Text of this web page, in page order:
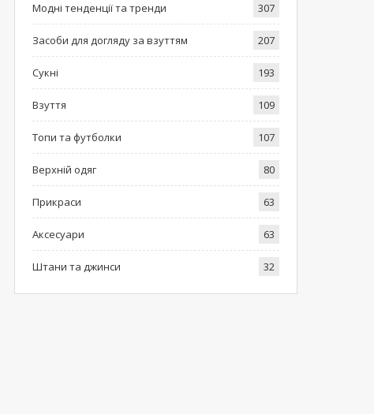
Модні тенденції та тренди 307
Засоби для догляду за взуттям 207
Сукні 193
Взуття 109
Топи та футболки 107
Верхній одяг 80
Прикраси 63
Аксесуари 63
Штани та джинси 32